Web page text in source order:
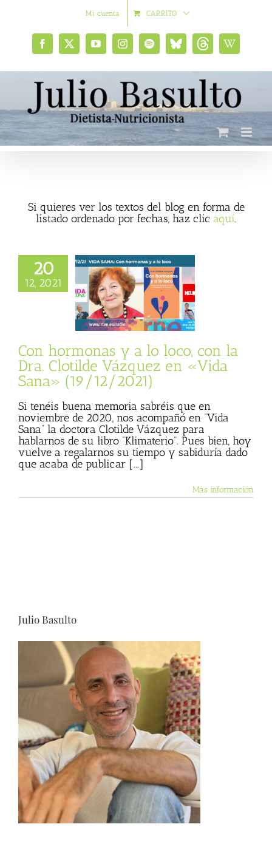
Mi cuenta CARRITO
Facebook
X YouTubeInstagramSpotifyBluesky
social
ThreadsWikipedia
Si quieres ver los textos del blog en forma de
listado ordenado por fechas, haz clic aquí.
20
12, 2021
y a lo loco,
Dra. Clotilde
en «Vida Sana»
SanaCon hormonas y a lo loco, con la
Dra. Clotilde Vázquez en «Vida
Sana» (19/12/2021)
Si tenéis buena memoria sabréis que en
noviembre de 2020, nos acompañó en “Vida
Sana” la doctora Clotilde Vázquez para
hablarnos de su libro “Klimaterio”. Pues bien, hoy
vuelve a regalarnos su tiempo y sabiduría dado
que acaba de publicar [...]
Más información
Julio Basulto